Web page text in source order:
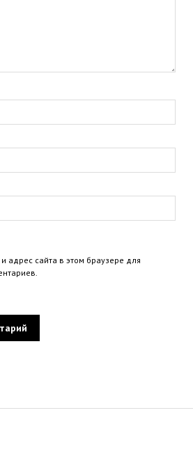
адрес сайта в этом браузере для